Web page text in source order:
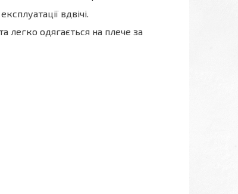
вдвічі.
одягається на плече за